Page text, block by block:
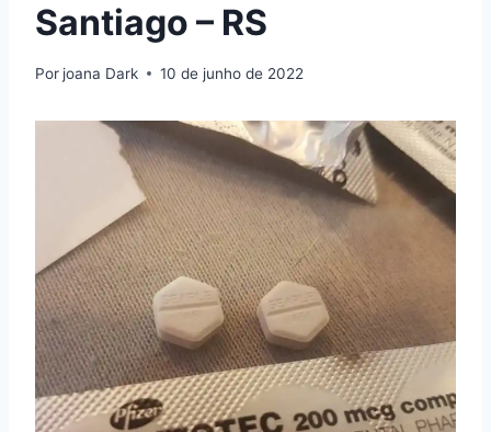
Santiago – RS
Por joana Dark 10 de junho de 2022